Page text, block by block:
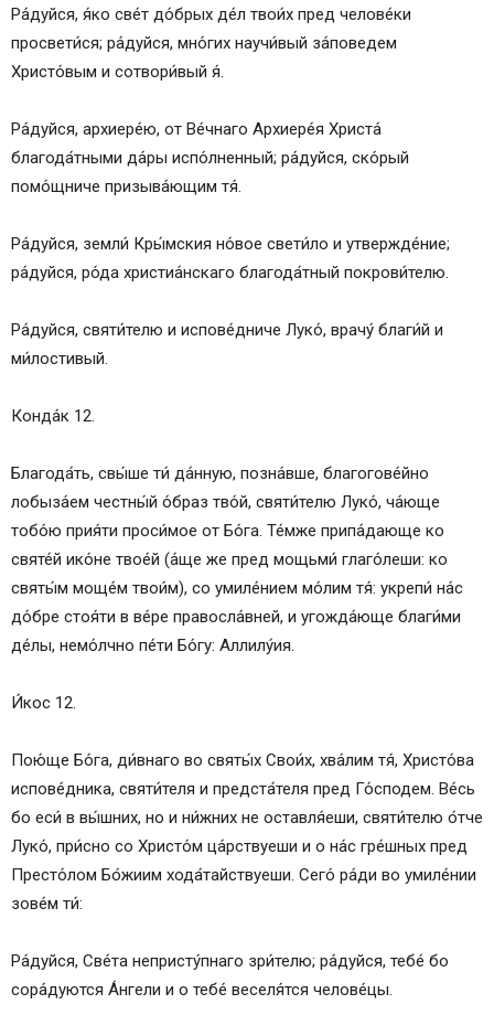
Ра́дуйся, я́ко све́т до́брых де́л твои́х пред челове́ки
просвети́ся; ра́дуйся, мно́гих научи́вый за́поведем
Христо́вым и сотвори́вый я́.
Ра́дуйся, архиере́ю, от Ве́чнаго Архиере́я Христа́
благода́тными да́ры испо́лненный; ра́дуйся, ско́рый
помо́щниче призыва́ющим тя́.
Ра́дуйся, земли́ Кры́мския но́вое свети́ло и утвержде́ние;
ра́дуйся, ро́да христиа́нскаго благода́тный покрови́телю.
Ра́дуйся, святи́телю и испове́дниче Луко́, врачу́ благи́й и
ми́лостивый.
Конда́к 12.
Благода́ть, свы́ше ти́ да́нную, позна́вше, благогове́йно
лобыза́ем честны́й о́браз тво́й, святи́телю Луко́, ча́юще
тобо́ю прия́ти проси́мое от Бо́га. Те́мже припа́дающе ко
святе́й ико́не твое́й (а́ще же пред мощьми́ глаго́леши: ко
святы́м моще́м твои́м), со умиле́нием мо́лим тя́: укрепи́ на́с
до́бре стоя́ти в ве́ре правосла́вней, и угожда́юще благи́ми
де́лы, немо́лчно пе́ти Бо́гу: Аллилу́ия.
И́кос 12.
Пою́ще Бо́га, ди́внаго во святы́х Свои́х, хва́лим тя́, Христо́ва
испове́дника, святи́теля и предста́теля пред Го́сподем. Ве́сь
бо еси́ в вы́шних, но и ни́жних не оставля́еши, святи́телю о́тче
Луко́, при́сно со Христо́м ца́рствуеши и о на́с гре́шных пред
Престо́лом Бо́жиим хода́тайствуеши. Сего́ ра́ди во умиле́нии
зове́м ти́:
Ра́дуйся, Све́та непристу́пнаго зри́телю; ра́дуйся, тебе́ бо
сора́дуются А́нгели и о тебе́ веселя́тся челове́цы.